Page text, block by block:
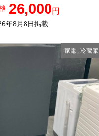
26,000円
年8月8日掲載
家電, 冷蔵庫